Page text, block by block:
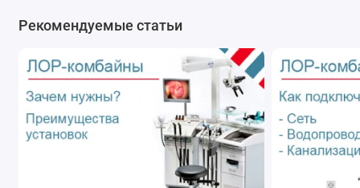
Рекомендуемые статьи